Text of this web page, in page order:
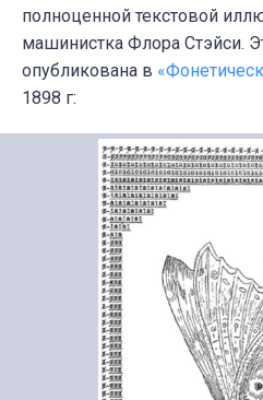
полноценной текстовой
машинистка Флора Стэйси.
опубликована в
1898 г: